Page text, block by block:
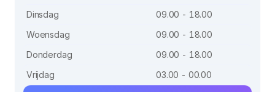
Dinsdag
09.00 - 18.00
Woensdag
09.00 - 18.00
Donderdag
09.00 - 18.00
Vrijdag
03.00 - 00.00